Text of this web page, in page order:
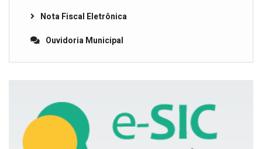
Nota Fiscal Eletrônica
Ouvidoria Municipal